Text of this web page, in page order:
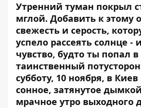
Утренний туман покрыл
мглой. Добавить к этому
свежесть и серость,
успело рассеять солнце -
чувство, будто ты попал
таинственный
субботу, 10 ноября, в
сонное, затянутое
мрачное утро выходного